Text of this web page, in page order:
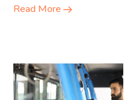
Read More